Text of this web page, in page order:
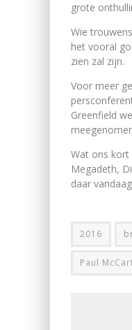
grote
Wie
het vooral
zien zal zijn.
Voor meer
Greenfield
Wat ons kort
Megadeth,
daar
2016
Paul